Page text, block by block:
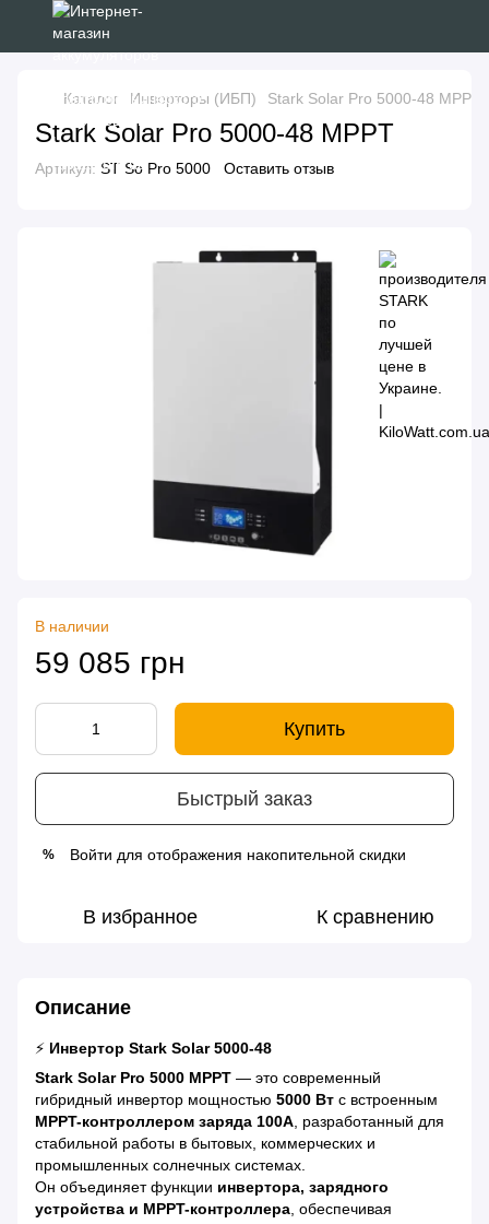
Каталог Инверторы (ИБП) Stark Solar Pro 5000-48 MPPT
Stark Solar Pro 5000-48 MPPT
Артикул: ST So Pro 5000 Оставить отзыв
В наличии
59 085 грн
Купить
Быстрый заказ
% Войти для отображения накопительной скидки
В избранное К сравнению
Описание
⚡ Инвертор Stark Solar 5000-48
Stark Solar Pro 5000 MPPT — это современный
гибридный инвертор мощностью 5000 Вт с встроенным
MPPT-контроллером заряда 100A , разработанный для
стабильной работы в бытовых, коммерческих и
промышленных солнечных системах.
Он объединяет функции инвертора, зарядного
устройства и MPPT-контроллера , обеспечивая